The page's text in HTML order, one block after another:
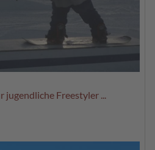
jugendliche Freestyler ...